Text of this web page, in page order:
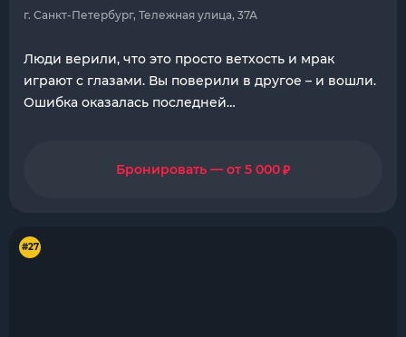
г. Санкт-Петербург, Тележная улица, 37А
Люди верили, что это просто ветхость и мрак
играют с глазами. Вы поверили в другое – и вошли.
Ошибка оказалась последней…
Бронировать — от 5 000₽
#27